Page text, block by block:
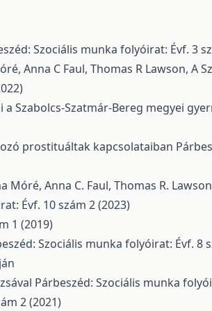
Szociális munka folyóirat: Évf. 3
Anna C Faul, Thomas R Lawson, A
Szabolcs-Szatmár-Bereg megyei
prostituáltak kapcsolataiban
Móré, Anna C. Faul, Thomas R.
Évf. 10 szám 2 (2023)
1 (2019)
Szociális munka folyóirat: Évf. 8
Párbeszéd: Szociális munka
2 (2021)